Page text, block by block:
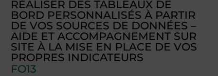
RÉALISER DES TABLEAUX DE
BORD PERSONNALISÉS À PARTIR
DE VOS SOURCES DE DONNÉES –
AIDE ET ACCOMPAGNEMENT SUR
SITE À LA MISE EN PLACE DE VOS
PROPRES INDICATEURS
FO13